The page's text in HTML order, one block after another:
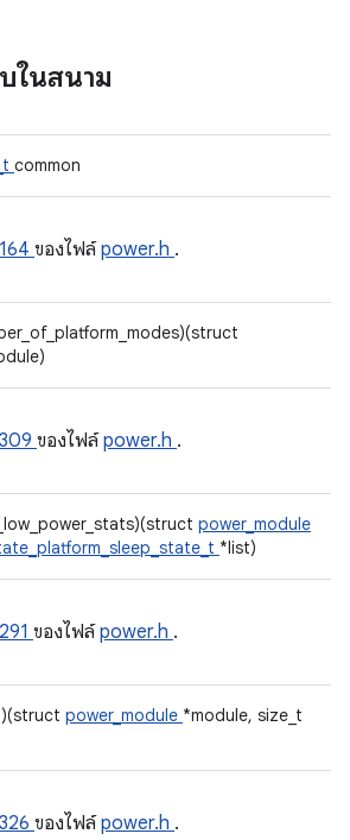
ในสนาม
common
164 ของไฟล์power.h .
309 ของไฟล์power.h .
power_module
*list)
291 ของไฟล์power.h .
power_module *module, size_t
326 ของไฟล์power.h .